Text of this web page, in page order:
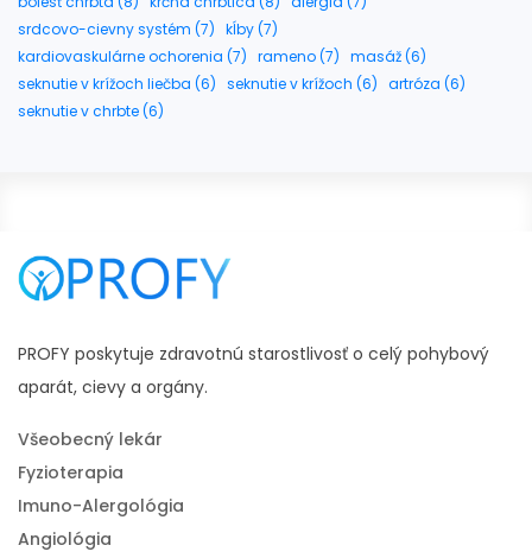
srdcovo-cievny systém (7) kĺby (7)
kardiovaskulárne ochorenia (7) rameno (7) masáž (6)
seknutie v krížoch liečba (6) seknutie v krížoch (6) artróza (6)
seknutie v chrbte (6)
PROFY poskytuje zdravotnú starostlivosť o celý pohybový
aparát, cievy a orgány.
Všeobecný lekár
Fyzioterapia
Imuno-Alergológia
Angiológia